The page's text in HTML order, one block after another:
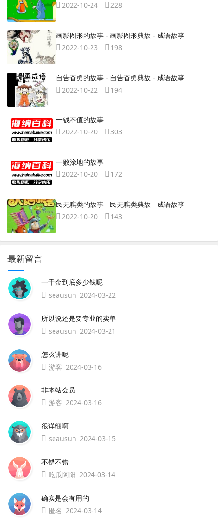
2022-10-24
228
画影图形的故事 - 画影图形典故 - 成语故事
2022-10-23
198
自告奋勇的故事 - 自告奋勇典故 - 成语故事
2022-10-22
194
一钱不值的故事
2022-10-20
303
一败涂地的故事
2022-10-20
172
民无噍类的故事 - 民无噍类典故 - 成语故事
2022-10-20
143
最新留言
一千金到底多少钱呢
seausun 2024-03-22
所以说还是要专业的卖单
seausun 2024-03-21
怎么讲呢
游客 2024-03-16
非本站会员
游客 2024-03-16
很详细啊
seausun 2024-03-15
不错不错
吃瓜阿阳 2024-03-14
确实是会有用的
匿名 2024-03-14